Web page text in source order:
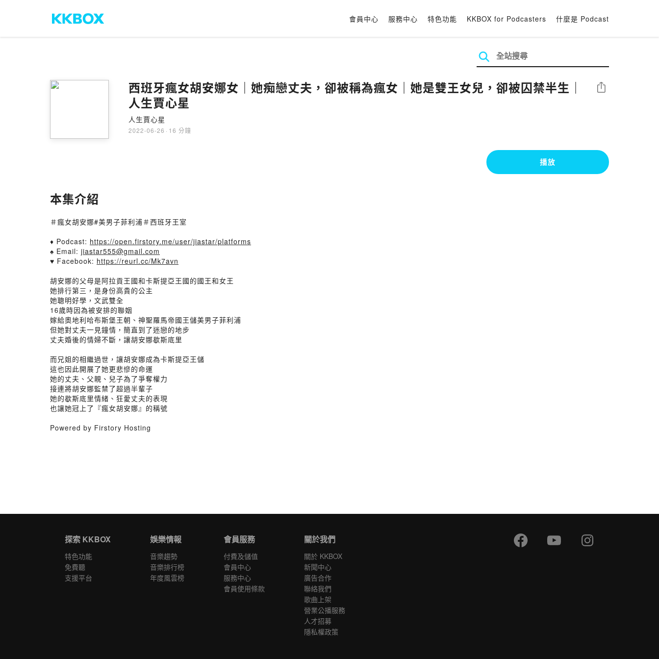
會員中心 服務中心 特色功能 KKBOX for Podcasters 什麼是 Podcast
西班牙瘋女胡安娜女｜她痴戀丈夫，卻被稱為瘋女｜她是雙王女兒，卻被囚禁半生｜
人生賈心星
人生賈心星
2022-06-26 · 16 分鐘
分享
播放
本集介紹
＃瘋女胡安娜#美男子菲利浦＃西班牙王室
♦️ Podcast: https://open.firstory.me/user/jiastar/platforms
♠️ Email: jiastar555@gmail.com
♥️ Facebook: https://reurl.cc/Mk7avn
胡安娜的父母是阿拉貢王國和卡斯提亞王國的國王和女王
她排行第三，是身份高貴的公主
她聰明好學，文武雙全
16歲時因為被安排的聯姻
嫁給奧地利哈布斯堡王朝、神聖羅馬帝國王儲美男子菲利浦
但她對丈夫一見鐘情，簡直到了迷戀的地步
丈夫婚後的情婦不斷，讓胡安娜歇斯底里
而兄姐的相繼過世，讓胡安娜成為卡斯提亞王儲
這也因此開展了她更悲慘的命運
她的丈夫、父親、兒子為了爭奪權力
接連將胡安娜監禁了超過半輩子
她的歇斯底里情緒、狂愛丈夫的表現
也讓她冠上了『瘋女胡安娜』的稱號
Powered by Firstory Hosting
探索 KKBOX
特色功能
免費聽
支援平台
娛樂情報
音樂趨勢
音樂排行榜
年度風雲榜
會員服務
付費及儲值
會員中心
服務中心
會員使用條款
關於我們
關於 KKBOX
新聞中心
廣告合作
聯絡我們
歌曲上架
營業公播服務
人才招募
隱私權政策